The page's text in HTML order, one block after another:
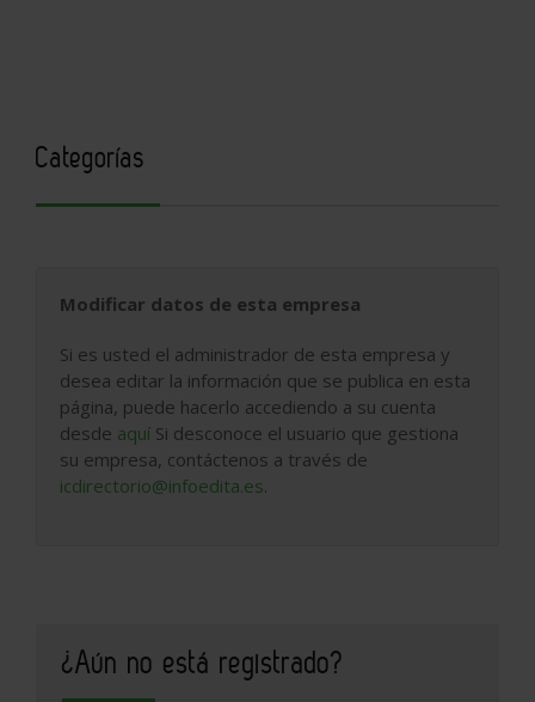
Categorías
Modificar datos de esta empresa
Si es usted el administrador de esta empresa y
desea editar la información que se publica en esta
página, puede hacerlo accediendo a su cuenta
desde aquí Si desconoce el usuario que gestiona
su empresa, contáctenos a través de
icdirectorio@infoedita.es.
¿Aún no está registrado?